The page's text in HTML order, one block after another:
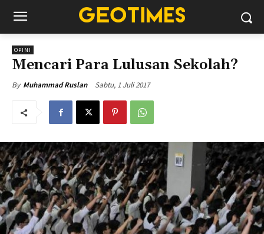
OPINI
Mencari Para Lulusan Sekolah?
By Muhammad Ruslan Sabtu, 1 Juli 2017